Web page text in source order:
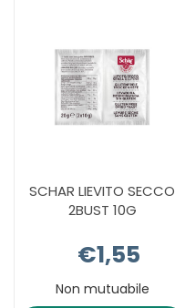
SCHAR LIEVITO SECCO
2BUST 10G
€1,55
Non mutuabile